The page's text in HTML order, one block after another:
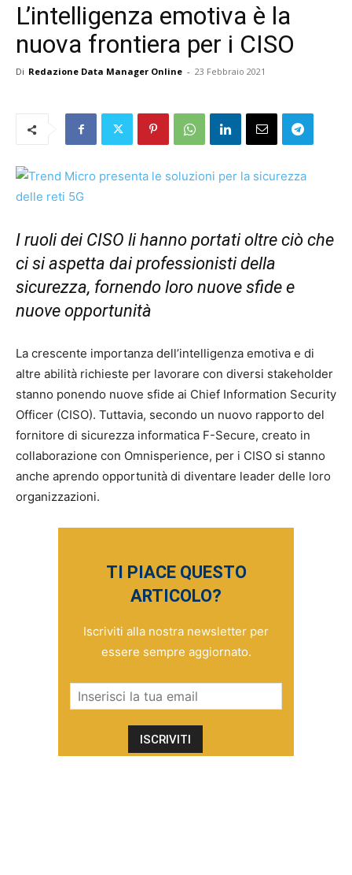
L’intelligenza emotiva è la
nuova frontiera per i CISO
Di Redazione Data Manager Online - 23 Febbraio 2021
I ruoli dei CISO li hanno portati oltre ciò che
ci si aspetta dai professionisti della
sicurezza, fornendo loro nuove sfide e
nuove opportunità
La crescente importanza dell’intelligenza emotiva e di
altre abilità richieste per lavorare con diversi stakeholder
stanno ponendo nuove sfide ai Chief Information Security
Officer (CISO). Tuttavia, secondo un nuovo rapporto del
fornitore di sicurezza informatica F-Secure, creato in
collaborazione con Omnisperience, per i CISO si stanno
anche aprendo opportunità di diventare leader delle loro
organizzazioni.
TI PIACE QUESTO
ARTICOLO?
Iscriviti alla nostra newsletter per
essere sempre aggiornato.